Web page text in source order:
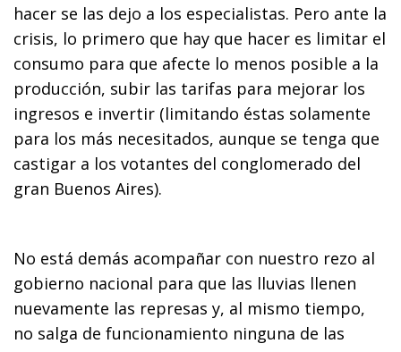
hacer se las dejo a los especialistas. Pero ante la
crisis, lo primero que hay que hacer es limitar el
consumo para que afecte lo menos posible a la
producción, subir las tarifas para mejorar los
ingresos e invertir (limitando éstas solamente
para los más necesitados, aunque se tenga que
castigar a los votantes del conglomerado del
gran Buenos Aires).
No está demás acompañar con nuestro rezo al
gobierno nacional para que las lluvias llenen
nuevamente las represas y, al mismo tiempo,
no salga de funcionamiento ninguna de las